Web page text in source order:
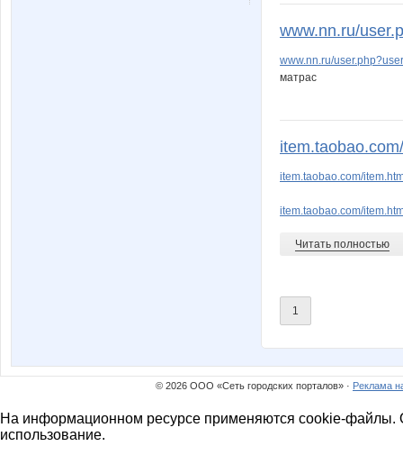
www.nn.ru/
www.nn.ru/
матрас
item.taobao.com/
item.taobao.com/
Читать полностью
1
© 2026 ООО «Сеть городских порталов» · Реклама
На информационном ресурсе применяются cookie-файлы.
использование.